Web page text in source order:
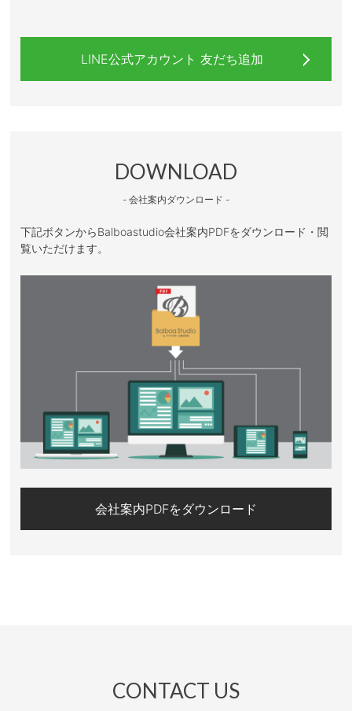
LINE公式アカウント 友だち追加
DOWNLOAD
- 会社案内ダウンロード -
下記ボタンからBalboastudio会社案内PDFをダウンロード・閲
覧いただけます。
会社案内PDFをダウンロード
CONTACT US